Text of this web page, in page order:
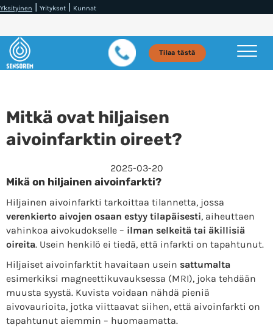
Yksityinen | Yritykset | Kunnat
Tilaa tästä
Mitkä ovat hiljaisen
aivoinfarktin oireet?
2025-03-20
Mikä on hiljainen aivoinfarkti?
Hiljainen aivoinfarkti tarkoittaa tilannetta, jossa
verenkierto aivojen osaan estyy tilapäisesti, aiheuttaen
vahinkoa aivokudokselle – ilman selkeitä tai äkillisiä
oireita. Usein henkilö ei tiedä, että infarkti on tapahtunut.
Hiljaiset aivoinfarktit havaitaan usein sattumalta
esimerkiksi magneettikuvauksessa (MRI), joka tehdään
muusta syystä. Kuvista voidaan nähdä pieniä
aivovaurioita, jotka viittaavat siihen, että aivoinfarkti on
tapahtunut aiemmin – huomaamatta.